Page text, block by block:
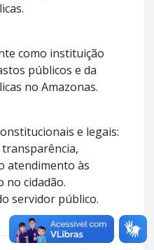
como instituição
públicos e da
no Amazonas.
e legais:
atendimento às
no cidadão.
servidor público.